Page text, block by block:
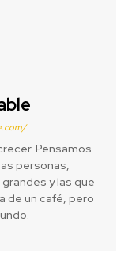
Pensamos
personas,
y las que
de un café, pero